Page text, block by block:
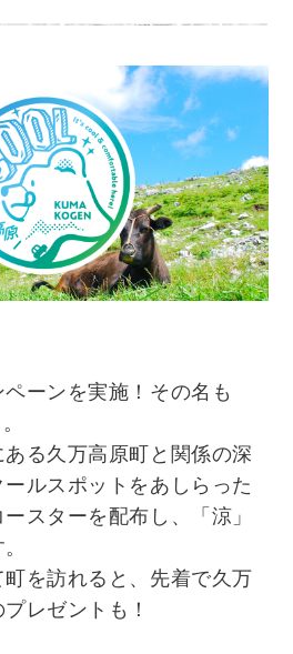
ーンを実施！ その名も
る久万高原町と関係の深
ルスポットをあしらった
スターを配布し、「涼」
を訪れると、先着で久万
レゼントも！